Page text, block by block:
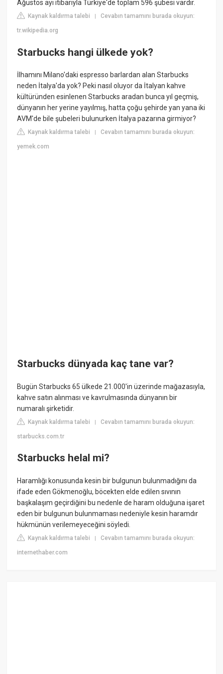
Ağustos ayı itibarıyla Türkiye'de toplam 596 şubesi vardır.
Kaynak kaldırma talebi |Cevabın tamamını burada okuyun:
tr.wikipedia.org
Starbucks hangi ülkede yok?
İlhamını Milano'daki espresso barlardan alan Starbucks
neden İtalya'da yok? Peki nasıl oluyor da İtalyan kahve
kültüründen esinlenen Starbucks aradan bunca yıl geçmiş,
dünyanın her yerine yayılmış, hatta çoğu şehirde yan yana iki
AVM'de bile şubeleri bulunurken İtalya pazarına girmiyor?
Kaynak kaldırma talebi |Cevabın tamamını burada okuyun:
yemek.com
Starbucks dünyada kaç tane var?
Bugün Starbucks 65 ülkede 21.000'in üzerinde mağazasıyla,
kahve satın alınması ve kavrulmasında dünyanın bir
numaralı şirketidir.
Kaynak kaldırma talebi |Cevabın tamamını burada okuyun:
starbucks.com.tr
Starbucks helal mi?
Haramlığı konusunda kesin bir bulgunun bulunmadığını da
ifade eden Gökmenoğlu, böcekten elde edilen sıvının
başkalaşım geçirdiğini bu nedenle de haram olduğuna işaret
eden bir bulgunun bulunmaması nedeniyle kesin haramdır
hükmünün verilemeyeceğini söyledi.
Kaynak kaldırma talebi |Cevabın tamamını burada okuyun:
internethaber.com